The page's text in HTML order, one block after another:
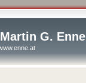
G. Enne